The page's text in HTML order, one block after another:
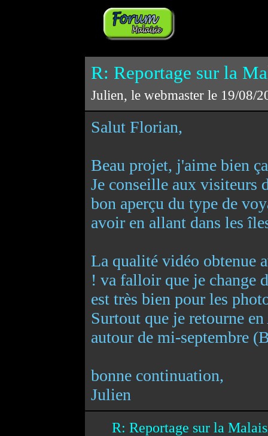
R: Reportage sur la
Julien, le webmaster le 19/08/
Salut Florian,
Beau projet, j'aime bien
Je conseille aux visiteurs
bon aperçu du type de
avoir en allant dans les
La qualité vidéo obtenue
! va falloir que je change
est très bien pour les
Surtout que je retourne
autour de mi-septembre
bonne continuation,
Julien
R: Reportage sur la